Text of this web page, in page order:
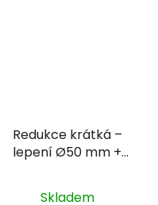
Redukce krátká –
lepení Ø50 mm +
Skladem